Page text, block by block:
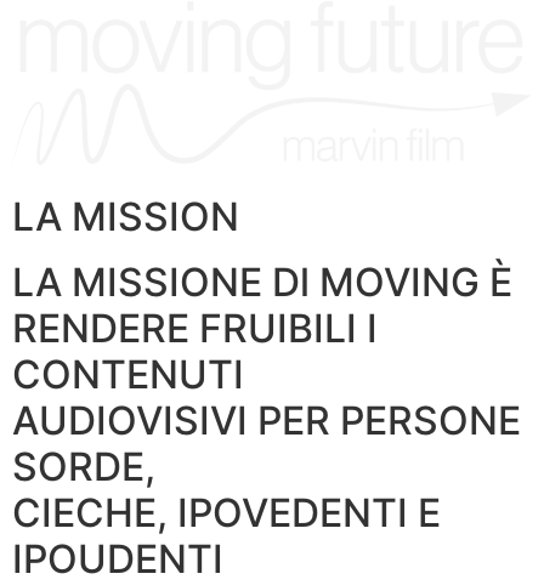
LA MISSION
LA MISSIONE Dl MOVING È
RENDERE FRUIBILI I
CONTENUTI
AUDIOVISIVI PER PERSONE
SORDE,
CIECHE, IPOVEDENTI E
IPOUDENTI